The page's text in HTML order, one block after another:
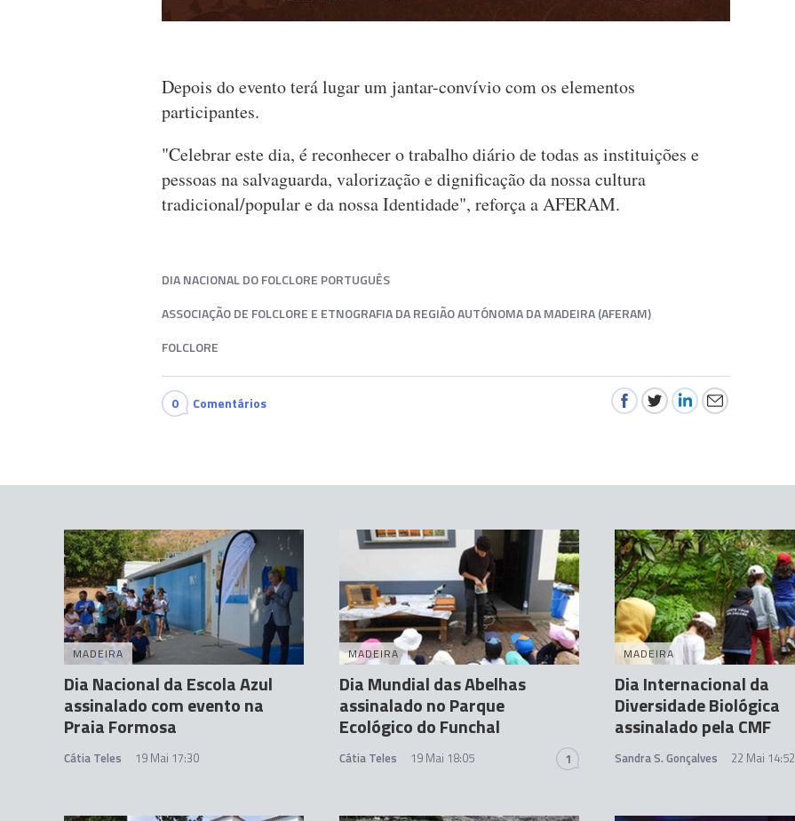
Depois do evento terá lugar um jantar-convívio com os elementos
participantes.
"Celebrar este dia, é reconhecer o trabalho diário de todas as instituições e
pessoas na salvaguarda, valorização e dignificação da nossa cultura
tradicional/popular e da nossa Identidade", reforça a AFERAM.
DIA NACIONAL DO FOLCLORE PORTUGUÊS
ASSOCIAÇÃO DE FOLCLORE E ETNOGRAFIA DA REGIÃO AUTÓNOMA DA MADEIRA (AFERAM)
FOLCLORE
0 Comentários
MADEIRA
Dia Nacional da Escola Azul
assinalado com evento na
Praia Formosa
Cátia Teles 19 Mai 17:30
MADEIRA
Dia Mundial das Abelhas
assinalado no Parque
Ecológico do Funchal
Cátia Teles 19 Mai 18:05 1
MADEIRA
Dia Internacional da
Diversidade Biológica
assinalado pela CMF
Sandra S. Gonçalves 22 Mai 14:52